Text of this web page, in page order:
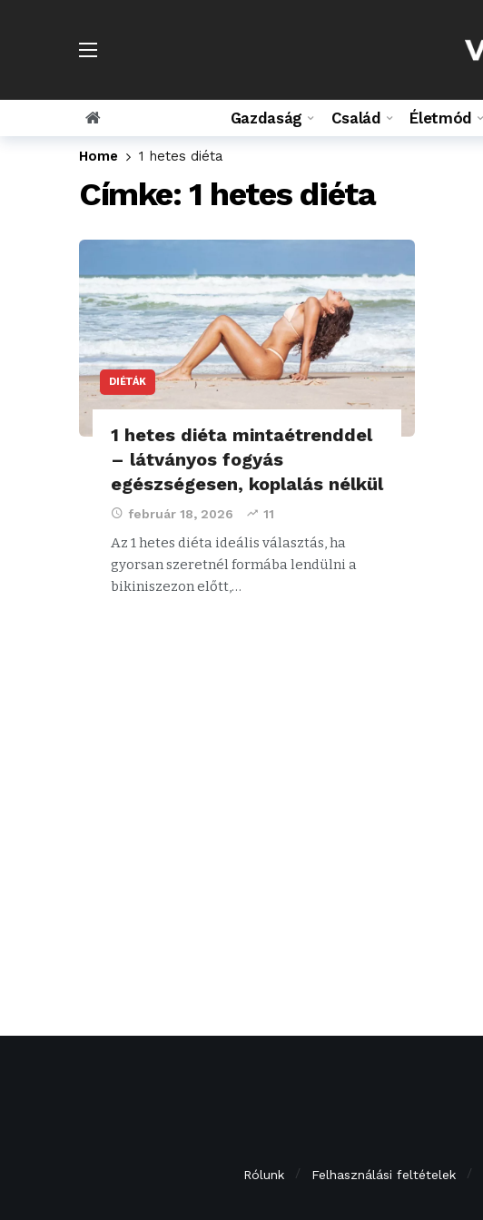
Gazdaság Család Életmód
Home 1 hetes diéta
Címke: 1 hetes diéta
DIÉTÁK
1 hetes diéta mintaétrenddel
– látványos fogyás
egészségesen, koplalás nélkül
február 18, 2026 11
Az 1 hetes diéta ideális választás, ha
gyorsan szeretnél formába lendülni a
bikiniszezon előtt,…
Rólunk Felhasználási feltételek